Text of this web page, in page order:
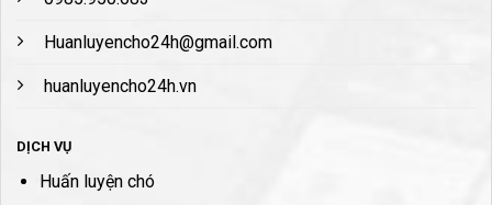
Huanluyencho24h@gmail.com
huanluyencho24h.vn
DỊCH VỤ
Huấn luyện chó